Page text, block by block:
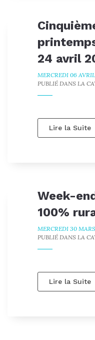
24 avril
MERCREDI 06
PUBLIÉ DANS LA
Lire la Suite
Week-
100%
MERCREDI 30
PUBLIÉ DANS LA
Lire la Suite